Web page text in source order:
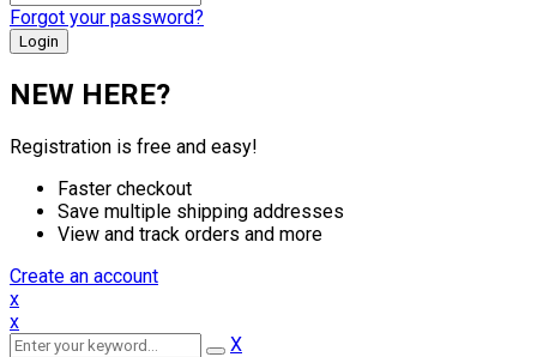
Forgot your password?
NEW HERE?
Registration is free and easy!
Faster checkout
Save multiple shipping addresses
View and track orders and more
Create an account
x
x
X